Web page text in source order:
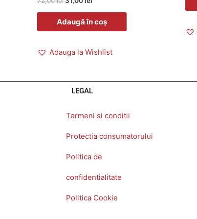
Adaugă în coș
Adauga la Wishlist
LEGAL
Termeni si conditii
Protectia consumatorului
Politica de
confidentialitate
Politica Cookie